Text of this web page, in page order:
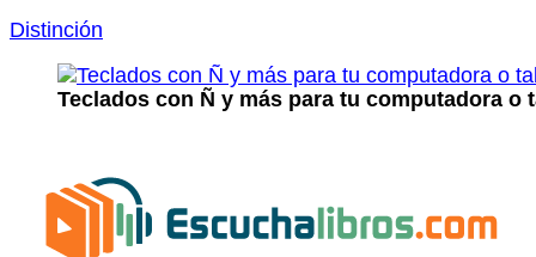
Distinción
Teclados con Ñ y más para tu computadora o